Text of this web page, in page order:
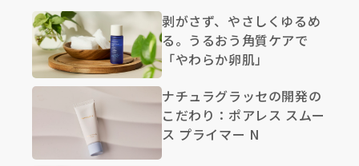
剥がさず、やさしくゆるめ
る。うるおう角質ケアで
「やわらか卵肌」
ナチュラグラッセの開発の
こだわり：ポアレス スムー
ス プライマー N